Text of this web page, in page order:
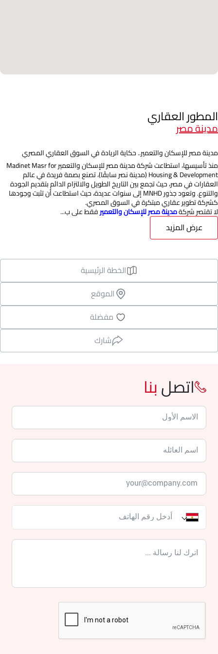
المطور العقاري
مدينة مصر
مدينة مصر للإسكان والتعمير.. حكاية الريادة في السوق العقاري المصري
منذ تأسيسها، استطاعت شركة مدينة مصر للإسكان والتعمير Madinet Masr for
Housing & Development (مدينة نصر سابقًا)، تصنع بصمة فريدة في عالم
العقارات في مصر، حيث تجمع بين التاريخ الطويل والالتزام الدائم بتقديم الجودة
والتنوع. وتعود جذور MNHD إلى سنوات عديدة، حيث استطاعت أن تثبت وجودها
كشركة تطوير عقاري مبتكرة في السوق المصري.
لا تقتصر شركةمدينة مصر للإسكان والتعميرفقط على ب...
عرض المزيد
الخطة الرئيسية
الموقع
مفضلة
شارك
اتصلبنا